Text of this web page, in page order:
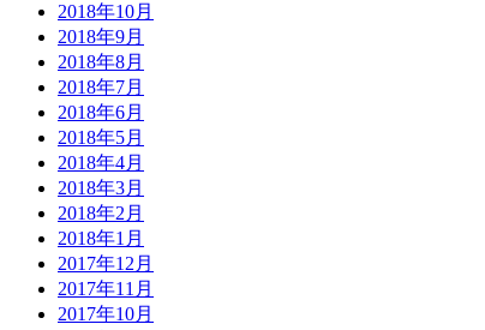
2018年10月
2018年9月
2018年8月
2018年7月
2018年6月
2018年5月
2018年4月
2018年3月
2018年2月
2018年1月
2017年12月
2017年11月
2017年10月